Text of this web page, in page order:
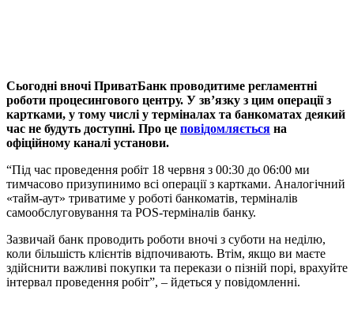
Сьогодні вночі ПриватБанк проводитиме регламентні
роботи процесингового центру. У зв’язку з цим операції з
картками, у тому числі у терміналах та банкоматах деякий
час не будуть доступні. Про це повідомляється на
офіційному каналі установи.
“Під час проведення робіт 18 червня з 00:30 до 06:00 ми
тимчасово призупинимо всі операції з картками. Аналогічний
«тайм-аут» триватиме у роботі банкоматів, терміналів
самообслуговування та POS-терміналів банку.
Зазвичай банк проводить роботи вночі з суботи на неділю,
коли більшість клієнтів відпочивають. Втім, якщо ви маєте
здійснити важливі покупки та перекази о пізній порі, врахуйте
інтервал проведення робіт”, – йдеться у повідомленні.